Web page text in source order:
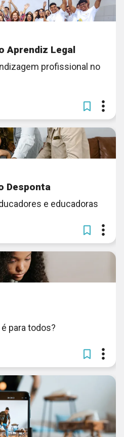
Aprendiz Legal
profissional no
Desponta
e educadoras
para todos?